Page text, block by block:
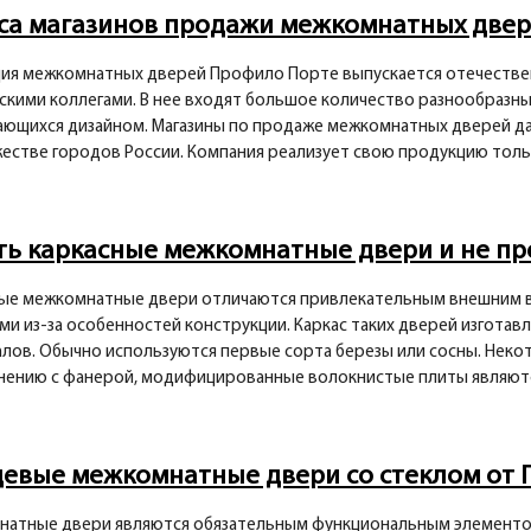
магазинов продажи межкомнатных
межкомнатных дверей Профило Порте выпускается
коллегами. В нее входят большое количество
дизайном. Магазины по продаже межкомнатных дверей
городов России. Компания реализует свою продукцию
каркасные межкомнатные двери и не
межкомнатные двери отличаются привлекательным внешним
из-за особенностей конструкции. Каркас таких дверей
Обычно используются первые сорта березы или сосны.
с фанерой, модифицированные волокнистые плиты
межкомнатные двери со стеклом от
двери являются обязательным функциональным